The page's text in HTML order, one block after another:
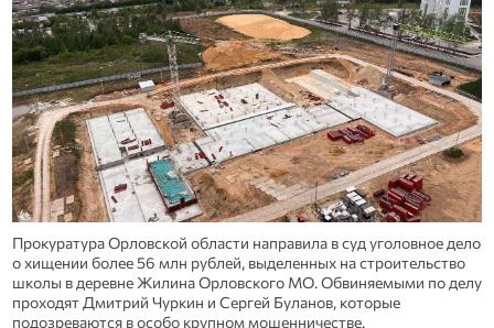
Прокуратура Орловской области направила в суд уголовное дело
о хищении более 56 млн рублей, выделенных на строительство
школы в деревне Жилина Орловского МО. Обвиняемыми по делу
проходят Дмитрий Чуркин и Сергей Буланов, которые
подозреваются в особо крупном мошенничестве.